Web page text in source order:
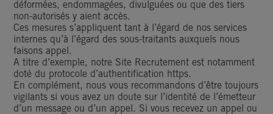
déformées, endommagées, divulguées ou que des tiers
non-autorisés y aient accès.
Ces mesures s’appliquent tant à l’égard de nos services
internes qu’à l’égard des sous-traitants auxquels nous
faisons appel.
A titre d’exemple, notre Site Recrutement est notamment
doté du protocole d’authentification https.
En complément, nous vous recommandons d’être toujours
vigilants si vous avez un doute sur l’identité de l’émetteur
d’un message ou d’un appel. Si vous recevez un appel ou